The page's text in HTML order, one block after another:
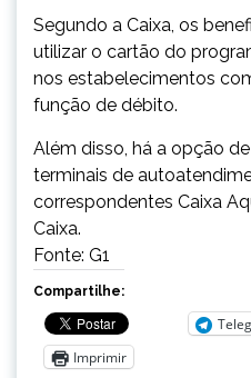
Segundo a Caixa, os
utilizar o cartão do
nos estabelecimentos
função de débito.
Além disso, há a opção
terminais de
correspondentes Caixa
Caixa.
Fonte: G1
Compartilhe:
Imprimir